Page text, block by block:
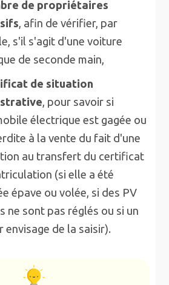
de propriétaires
, afin de vérifier, par
s'il s'agit d'une voiture
de seconde main,
de situation
, pour savoir si
électrique est gagée ou
à la vente du fait d'une
au transfert du certificat
(si elle a été
épave ou volée, si des PV
ne sont pas réglés ou si un
envisage de la saisir).